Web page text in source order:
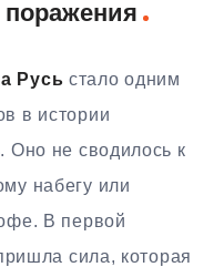
Русь стало одним
в истории
Оно не сводилось к
набегу или
В первой
сила, которая